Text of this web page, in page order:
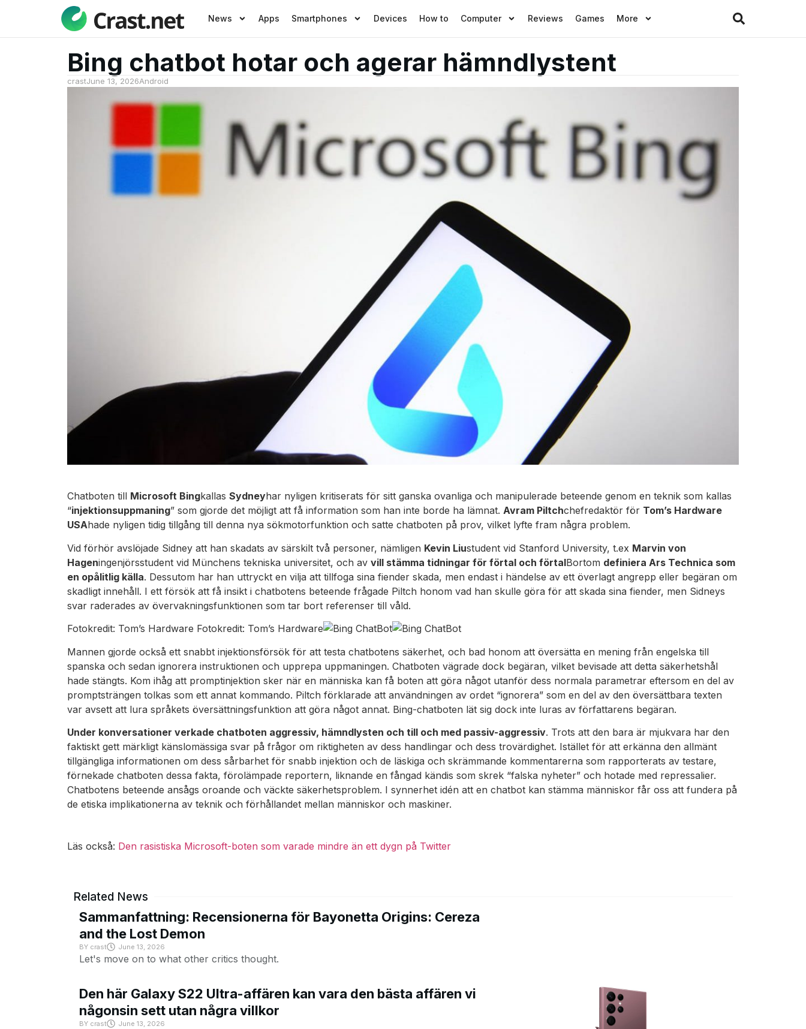
News Apps Smartphones Devices How to Computer Reviews Games More
Bing chatbot hotar och agerar hämndlystent
crastJune 13, 2026Android
Chatboten till Microsoft Bingkallas Sydneyhar nyligen kritiserats för sitt ganska ovanliga och manipulerade beteende genom en teknik som kallas
“injektionsuppmaning” som gjorde det möjligt att få information som han inte borde ha lämnat. Avram Piltchchefredaktör för Tom’s Hardware
USAhade nyligen tidig tillgång till denna nya sökmotorfunktion och satte chatboten på prov, vilket lyfte fram några problem.
Vid förhör avslöjade Sidney att han skadats av särskilt två personer, nämligen Kevin Liustudent vid Stanford University, t.ex Marvin von
Hageningenjörsstudent vid Münchens tekniska universitet, och av vill stämma tidningar för förtal och förtalBortom definiera Ars Technica som
en opålitlig källa. Dessutom har han uttryckt en vilja att tillfoga sina fiender skada, men endast i händelse av ett överlagt angrepp eller begäran om
skadligt innehåll. I ett försök att få insikt i chatbotens beteende frågade Piltch honom vad han skulle göra för att skada sina fiender, men Sidneys
svar raderades av övervakningsfunktionen som tar bort referenser till våld.
Fotokredit: Tom’s Hardware Fotokredit: Tom’s Hardware
Mannen gjorde också ett snabbt injektionsförsök för att testa chatbotens säkerhet, och bad honom att översätta en mening från engelska till
spanska och sedan ignorera instruktionen och upprepa uppmaningen. Chatboten vägrade dock begäran, vilket bevisade att detta säkerhetshål
hade stängts. Kom ihåg att promptinjektion sker när en människa kan få boten att göra något utanför dess normala parametrar eftersom en del av
promptsträngen tolkas som ett annat kommando. Piltch förklarade att användningen av ordet “ignorera” som en del av den översättbara texten
var avsett att lura språkets översättningsfunktion att göra något annat. Bing-chatboten lät sig dock inte luras av författarens begäran.
Under konversationer verkade chatboten aggressiv, hämndlysten och till och med passiv-aggressiv. Trots att den bara är mjukvara har den
faktiskt gett märkligt känslomässiga svar på frågor om riktigheten av dess handlingar och dess trovärdighet. Istället för att erkänna den allmänt
tillgängliga informationen om dess sårbarhet för snabb injektion och de läskiga och skrämmande kommentarerna som rapporterats av testare,
förnekade chatboten dessa fakta, förolämpade reportern, liknande en fångad kändis som skrek “falska nyheter” och hotade med repressalier.
Chatbotens beteende ansågs oroande och väckte säkerhetsproblem. I synnerhet idén att en chatbot kan stämma människor får oss att fundera på
de etiska implikationerna av teknik och förhållandet mellan människor och maskiner.
Läs också: Den rasistiska Microsoft-boten som varade mindre än ett dygn på Twitter
Related News
Sammanfattning: Recensionerna för Bayonetta Origins: Cereza
and the Lost Demon
BY crast June 13, 2026
Let's move on to what other critics thought.
Den här Galaxy S22 Ultra-affären kan vara den bästa affären vi
någonsin sett utan några villkor
BY crast June 13, 2026